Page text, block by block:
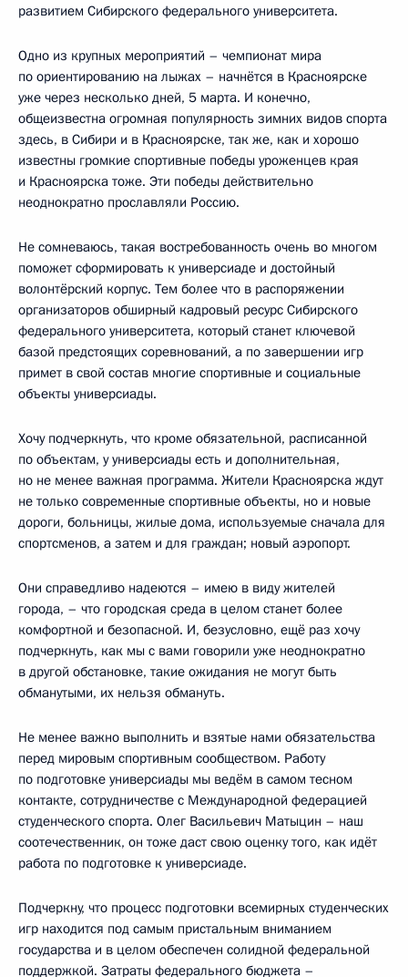
развитием Сибирского федерального университета.
Одно из крупных мероприятий – чемпионат мира
по ориентированию на лыжах – начнётся в Красноярске
уже через несколько дней, 5 марта. И конечно,
общеизвестна огромная популярность зимних видов спорта
здесь, в Сибири и в Красноярске, так же, как и хорошо
известны громкие спортивные победы уроженцев края
и Красноярска тоже. Эти победы действительно
неоднократно прославляли Россию.
Не сомневаюсь, такая востребованность очень во многом
поможет сформировать к универсиаде и достойный
волонтёрский корпус. Тем более что в распоряжении
организаторов обширный кадровый ресурс Сибирского
федерального университета, который станет ключевой
базой предстоящих соревнований, а по завершении игр
примет в свой состав многие спортивные и социальные
объекты универсиады.
Хочу подчеркнуть, что кроме обязательной, расписанной
по объектам, у универсиады есть и дополнительная,
но не менее важная программа. Жители Красноярска ждут
не только современные спортивные объекты, но и новые
дороги, больницы, жилые дома, используемые сначала для
спортсменов, а затем и для граждан; новый аэропорт.
Они справедливо надеются – имею в виду жителей
города, – что городская среда в целом станет более
комфортной и безопасной. И, безусловно, ещё раз хочу
подчеркнуть, как мы с вами говорили уже неоднократно
в другой обстановке, такие ожидания не могут быть
обманутыми, их нельзя обмануть.
Не менее важно выполнить и взятые нами обязательства
перед мировым спортивным сообществом. Работу
по подготовке универсиады мы ведём в самом тесном
контакте, сотрудничестве с Международной федерацией
студенческого спорта. Олег Васильевич Матыцин – наш
соотечественник, он тоже даст свою оценку того, как идёт
работа по подготовке к универсиаде.
Подчеркну, что процесс подготовки всемирных студенческих
игр находится под самым пристальным вниманием
государства и в целом обеспечен солидной федеральной
поддержкой. Затраты федерального бюджета –